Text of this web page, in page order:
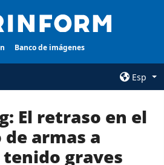
Banco de imágenes
Esp
AGENCIA
sobre la agencia
El retraso en el
armas a
graves